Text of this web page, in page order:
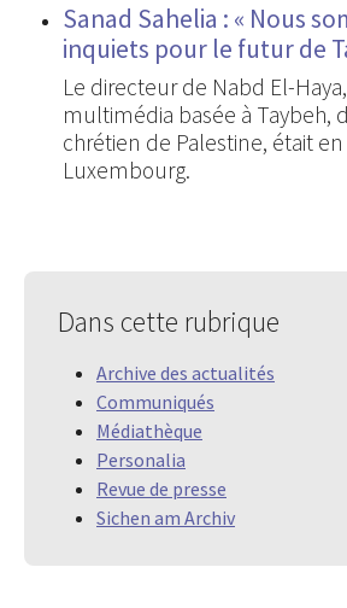
Sanad Sahelia : « Nous
inquiets pour le futur de
Le directeur de Nabd El-
multimédia basée à Taybeh,
chrétien de Palestine, était en
Luxembourg.
Dans cette rubrique
Archive des actualités
Communiqués
Médiathèque
Personalia
Revue de presse
Sichen am Archiv